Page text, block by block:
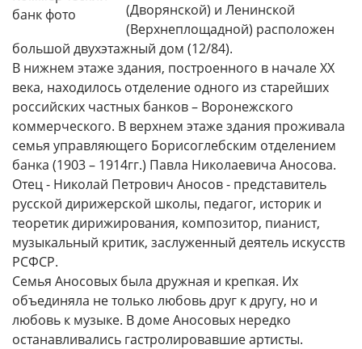
(Дворянской) и Ленинской
(Верхнеплощадной) расположен
большой двухэтажный дом (12/84).
В нижнем этаже здания, построенного в начале ХХ
века, находилось отделение одного из старейших
российских частных банков – Воронежского
коммерческого. В верхнем этаже здания проживала
семья управляющего Борисоглебским отделением
банка (1903 – 1914гг.) Павла Николаевича Аносова.
Отец - Николай Петрович Аносов - представитель
русской дирижерской школы, педагог, историк и
теоретик дирижирования, композитор, пианист,
музыкальный критик, заслуженный деятель искусств
РСФСР.
Семья Аносовых была дружная и крепкая. Их
объединяла не только любовь друг к другу, но и
любовь к музыке. В доме Аносовых нередко
останавливались гастролировавшие артисты.